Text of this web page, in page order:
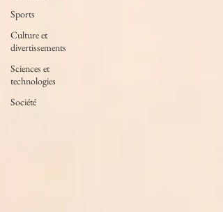
Sports
Culture et
divertissements
Sciences et
technologies
Société